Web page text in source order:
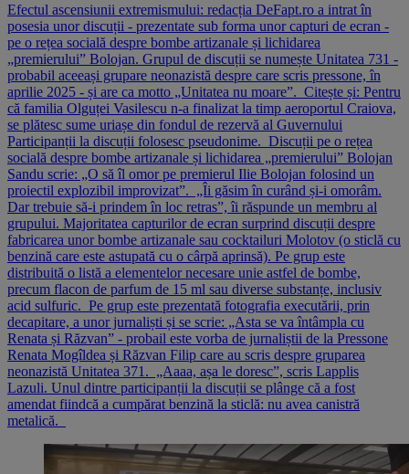
Efectul ascensiunii extremismului: redacția DeFapt.ro a intrat în
posesia unor discuții - prezentate sub forma unor capturi de ecran -
pe o rețea socială despre bombe artizanale și lichidarea
„premierului” Bolojan. Grupul de discuții se numește Unitatea 731 -
probabil aceeași grupare neonazistă despre care scris pressone, în
aprilie 2025 - și are ca motto „Unitatea nu moare”. Citește și: Pentru
că familia Olguței Vasilescu n-a finalizat la timp aeroportul Craiova,
se plătesc sume uriașe din fondul de rezervă al Guvernului
Participanții la discuții folosesc pseudonime. Discuții pe o rețea
socială despre bombe artizanale și lichidarea „premierului” Bolojan
Sandu scrie: „O să îl omor pe premierul Ilie Bolojan folosind un
proiectil explozibil improvizat”. „Îi găsim în curând și-i omorâm.
Dar trebuie să-i prindem în loc retras”, îi răspunde un membru al
grupului. Majoritatea capturilor de ecran surprind discuții despre
fabricarea unor bombe artizanale sau cocktailuri Molotov (o sticlă cu
benzină care este astupată cu o cârpă aprinsă). Pe grup este
distribuită o listă a elementelor necesare unie astfel de bombe,
precum flacon de parfum de 15 ml sau diverse substanțe, inclusiv
acid sulfuric. Pe grup este prezentată fotografia executării, prin
decapitare, a unor jurnaliști și se scrie: „Asta se va întâmpla cu
Renata și Răzvan” - probail este vorba de jurnaliștii de la Pressone
Renata Mogîldea și Răzvan Filip care au scris despre gruparea
neonazistă Unitatea 371. „Aaaa, așa le doresc”, scris Lapplis
Lazuli. Unul dintre participanții la discuții se plânge că a fost
amendat fiindcă a cumpărat benzină la sticlă: nu avea canistră
metalică.